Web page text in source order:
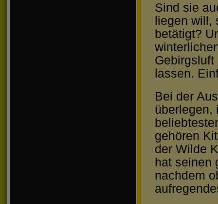
Sind sie
liegen will,
betätigt?
lassen.
Bei der
überlegen,
gehören
der Wilde
hat seinen
nachdem